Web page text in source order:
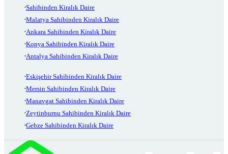
Sahibinden Kiralık Daire
Malatya Sahibinden Kiralık Daire
Ankara Sahibinden Kiralık Daire
Konya Sahibinden Kiralık Daire
Antalya Sahibinden Kiralık Daire
Eskişehir Sahibinden Kiralık Daire
Mersin Sahibinden Kiralık Daire
Manavgat Sahibinden Kiralık Daire
Zeytinburnu Sahibinden Kiralık Daire
Gebze Sahibinden Kiralık Daire